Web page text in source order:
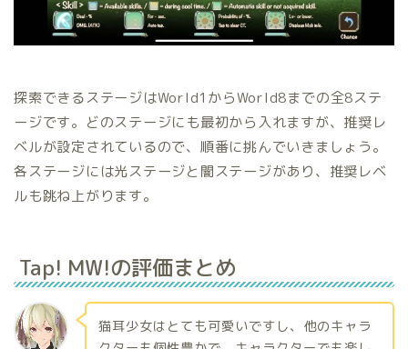
探索できるステージはWorld1からWorld8までの全8ステ
ージです。どのステージにも最初から入れますが、推奨レ
ベルが設定されているので、順番に挑んでいきましょう。
各ステージには光ステージと闇ステージがあり、推奨レベ
ルも跳ね上がります。
Tap! MW!の評価まとめ
猫耳少女はとても可愛いですし、他のキャラ